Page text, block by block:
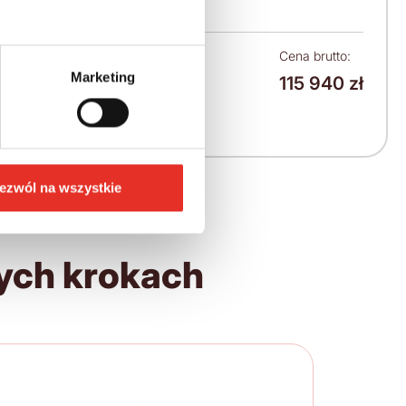
Marketing
na wszystkie
1 472 zł
1 811 zł brutto / msc.
Cena brutto:
115 940 zł
krokach